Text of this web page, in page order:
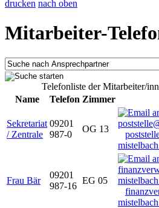
drucken nach oben
Mitarbeiter-
Telefonliste der Mitarbeiter/
Name
Telefon Zimmer
Sekretariat
/ Zentrale
09201
987-0
OG 13
Frau Bär
09201
987-16
EG 05